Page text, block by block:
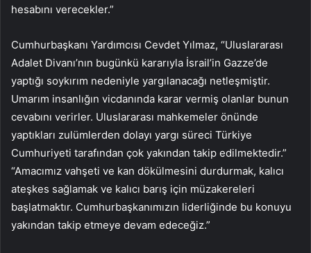
hesabını verecekler.”
Cumhurbaşkanı Yardımcısı Cevdet Yılmaz, “Uluslararası
Adalet Divanı’nın bugünkü kararıyla İsrail’in Gazze’de
yaptığı soykırım nedeniyle yargılanacağı netleşmiştir.
Umarım insanlığın vicdanında karar vermiş olanlar bunun
cevabını verirler. Uluslararası mahkemeler önünde
yaptıkları zulümlerden dolayı yargı süreci Türkiye
Cumhuriyeti tarafından çok yakından takip edilmektedir.”
“Amacımız vahşeti ve kan dökülmesini durdurmak, kalıcı
ateşkes sağlamak ve kalıcı barış için müzakereleri
başlatmaktır. Cumhurbaşkanımızın liderliğinde bu konuyu
yakından takip etmeye devam edeceğiz.”